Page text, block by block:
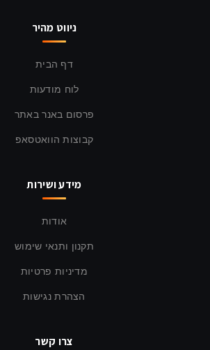
ניווט מהיר
דף הבית
לוח מודעות
פרסום באנר באתר
קבוצות הוואטסאפ
מידע ושירות
אודות
תקנון ותנאי שימוש
מדיניות פרטיות
הצהרת נגישות
צרו קשר